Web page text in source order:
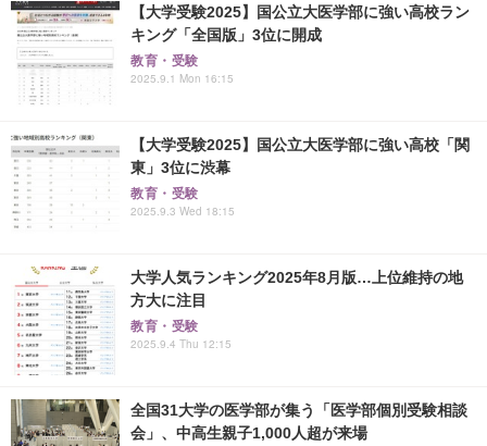
【大学受験2025】国公立大医学部に強い高校ラン
キング「全国版」3位に開成
教育・受験
2025.9.1 Mon 16:15
【大学受験2025】国公立大医学部に強い高校「関
東」3位に渋幕
教育・受験
2025.9.3 Wed 18:15
大学人気ランキング2025年8月版…上位維持の地
方大に注目
教育・受験
2025.9.4 Thu 12:15
全国31大学の医学部が集う「医学部個別受験相談
会」、中高生親子1,000人超が来場